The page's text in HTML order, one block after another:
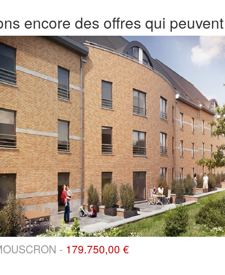
encore des offres qui
- 179.750,00 €